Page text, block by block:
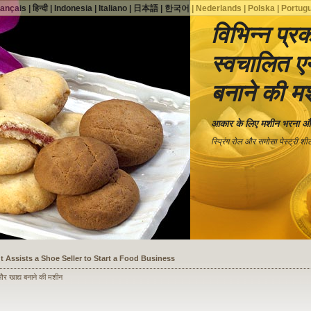
विभिन्न
स्वचालित
बनाने की
आकार के लिए मशीन भरना
स्प्रिंग रोल और समोसा पेस्ट्री
Assists a Shoe Seller to Start a Food Business
खाद्य बनाने की मशीन
हिन्दी| Indonesia| Italiano| 日本語| 한국어 Nederlands Polska|